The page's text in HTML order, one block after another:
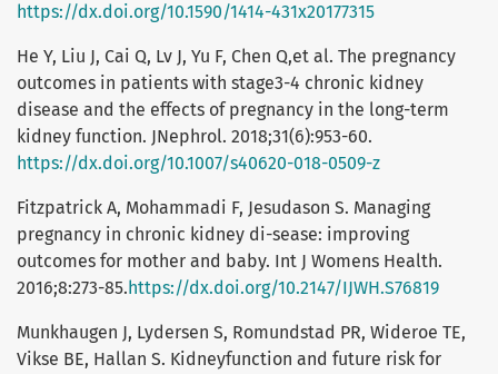
https://dx.doi.org/10.1590/1414-431x20177315
He Y, Liu J, Cai Q, Lv J, Yu F, Chen Q,et al. The pregnancy
outcomes in patients with stage3-4 chronic kidney
disease and the effects of pregnancy in the long-term
kidney function. JNephrol. 2018;31(6):953-60.
https://dx.doi.org/10.1007/s40620-018-0509-z
Fitzpatrick A, Mohammadi F, Jesudason S. Managing
pregnancy in chronic kidney di-sease: improving
outcomes for mother and baby. Int J Womens Health.
2016;8:273-85. https://dx.doi.org/10.2147/IJWH.S76819
Munkhaugen J, Lydersen S, Romundstad PR, Wideroe TE,
Vikse BE, Hallan S. Kidneyfunction and future risk for